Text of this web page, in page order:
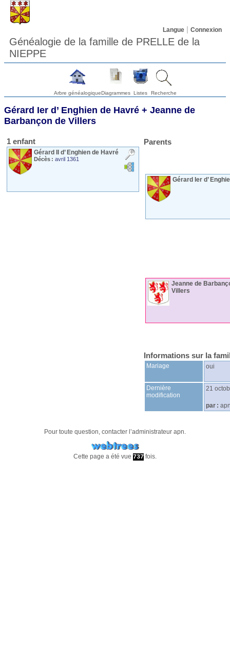
Langue Connexion
Généalogie de la famille de PRELLE de la
NIEPPE
Arbre généalogiqueDiagrammes Listes Recherche
Gérard Ier d’ Enghien de Havré + Jeanne de
Barbançon de Villers
1 enfant
Gérard IId’ Enghien de Havré
Décès : avril 1361
Parents
Gérard Ierd’
Jeanne de
Villers
Informations sur la
Mariage oui
Dernière
modification
21
par :
Pour toute question, contacter l’administrateur apn.
Cette page a été vue 737 fois.